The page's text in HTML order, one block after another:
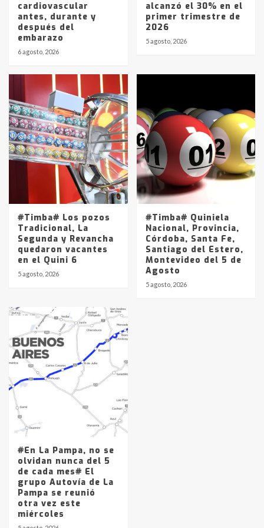
cardiovascular
antes, durante y
después del
embarazo
6 agosto, 2026
alcanzó el 30% en el
primer trimestre de
2026
5 agosto, 2026
#Timba# Los pozos
Tradicional, La
Segunda y Revancha
quedaron vacantes
en el Quini 6
5 agosto, 2026
#Timba# Quiniela
Nacional, Provincia,
Córdoba, Santa Fe,
Santiago del Estero,
Montevideo del 5 de
Agosto
5 agosto, 2026
#En La Pampa, no se
olvidan nunca del 5
de cada mes# El
grupo Autovía de La
Pampa se reunió
otra vez este
miércoles